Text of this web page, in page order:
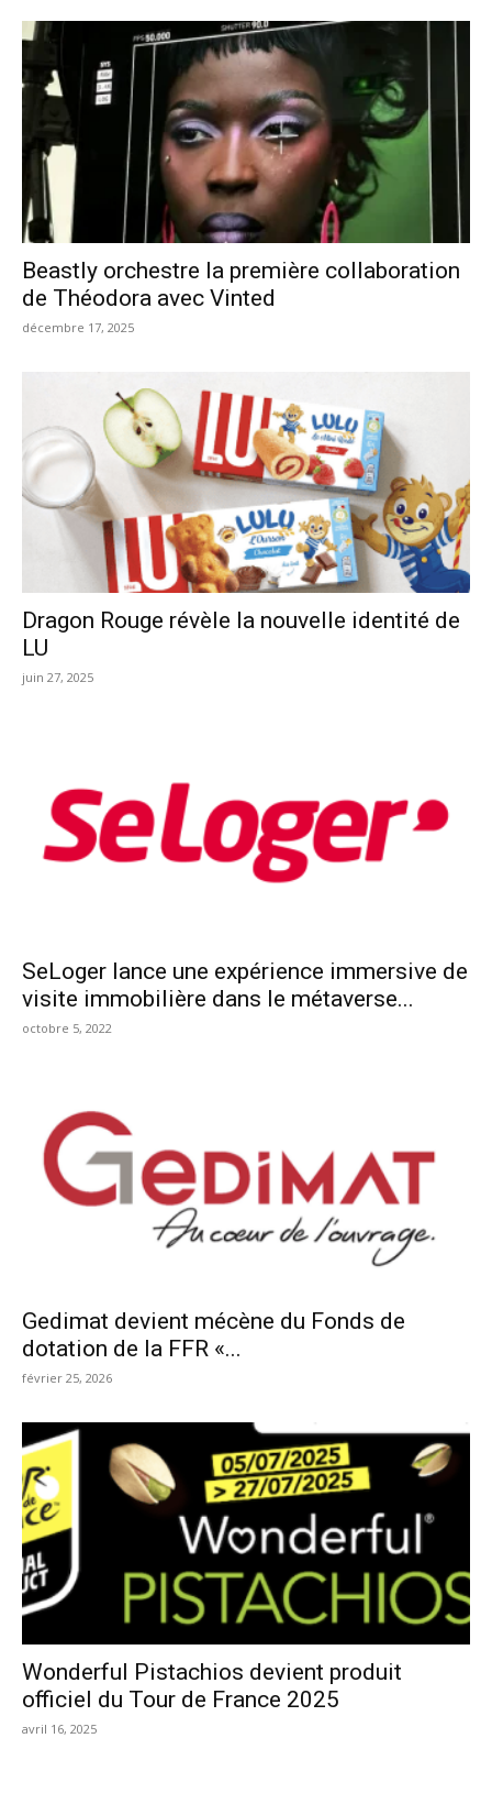
Beastly orchestre la première collaboration
de Théodora avec Vinted
décembre 17, 2025
Dragon Rouge révèle la nouvelle identité de
LU
juin 27, 2025
SeLoger lance une expérience immersive de
visite immobilière dans le métaverse...
octobre 5, 2022
Gedimat devient mécène du Fonds de
dotation de la FFR «...
février 25, 2026
Wonderful Pistachios devient produit
officiel du Tour de France 2025
avril 16, 2025